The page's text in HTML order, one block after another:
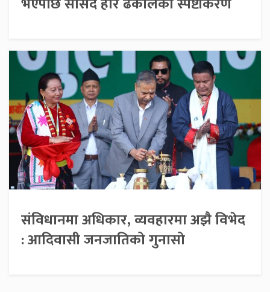
संविधानमा अधिकार, व्यवहारमा अझै विभेद
: आदिवासी जनजातिको गुनासो